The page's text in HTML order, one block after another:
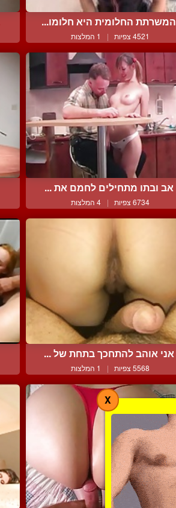
המשרתת החלומית היא חלומו...
4521 צפיות | 1 המלצות
אב ובתו מתחילים לחמם את ...
6734 צפיות | 4 המלצות
אני אוהב להתחכך בתחת של ...
5568 צפיות | 1 המלצות
X